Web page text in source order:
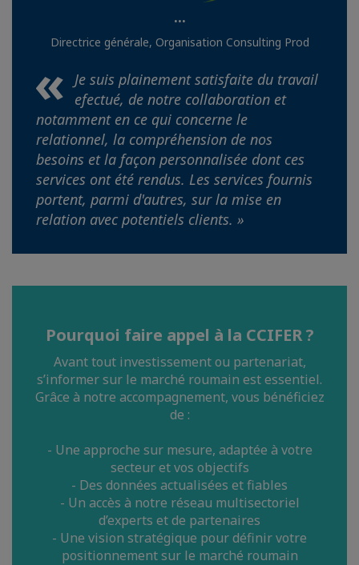
...
Directrice générale, Organisation Consulting Prod
Je suis plainement satisfaite du travail
efectué, de notre collaboration et
notamment en ce qui concerne le
relationnel, la compréhension de nos
besoins et la façon personnalisée dont ces
services ont été rendus. Les services fournis
portent, parmi d'autres, sur la mise en
relation avec potentiels clients. »
Pourquoi faire appel à la CCIFER ?
Avant tout investissement ou partenariat,
s’informer sur le marché roumain est essentiel.
Grâce à notre accompagnement, vous bénéficiez
de :
- Une approche sur mesure, adaptée à votre
secteur et vos objectifs
- Des données actualisées et fiables
- Un accès à notre réseau multisectoriel
d’experts et de partenaires
- Une vision stratégique pour définir votre
positionnement sur le marché roumain